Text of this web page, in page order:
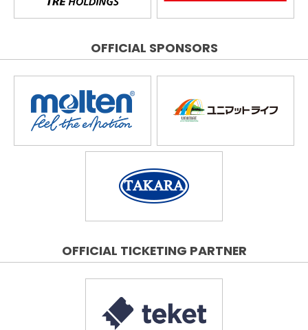
OFFICIAL SPONSORS
OFFICIAL TICKETING PARTNER